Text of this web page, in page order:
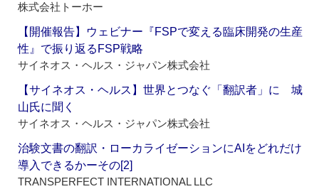
株式会社トーホー
【開催報告】ウェビナー『FSPで変える臨床開発の生産
性』で振り返るFSP戦略
サイネオス・ヘルス・ジャパン株式会社
【サイネオス・ヘルス】世界とつなぐ「翻訳者」に 城
山氏に聞く
サイネオス・ヘルス・ジャパン株式会社
治験文書の翻訳・ローカライゼーションにAIをどれだけ
導入できるかーその[2]
TRANSPERFECT INTERNATIONAL LLC